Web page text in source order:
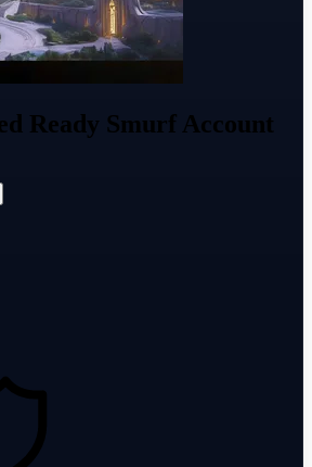
Ready Smurf Account